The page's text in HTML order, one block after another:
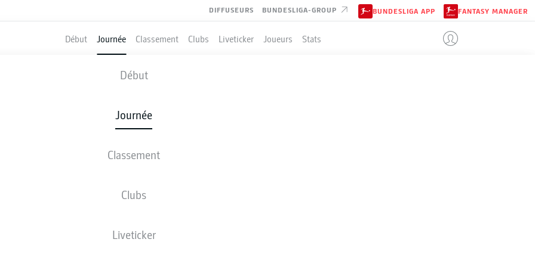
DIFFUSEURS BUNDESLIGA-GROUP BUNDESLIGA APP FANTASY MANAGER
Début Journée Classement Clubs Liveticker Joueurs Stats
Début
Journée
Classement
Clubs
Liveticker
PADERBORN - WOLFSBURG
2 1
COMPOSITIONS STATISTIQUES